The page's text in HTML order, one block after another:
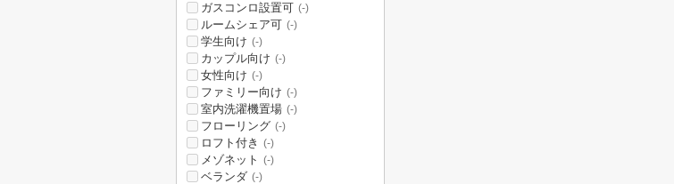
ガスコンロ設置可 (-)
ルームシェア可 (-)
学生向け (-)
カップル向け (-)
女性向け (-)
ファミリー向け (-)
室内洗濯機置場 (-)
フローリング (-)
ロフト付き (-)
メゾネット (-)
ベランダ (-)